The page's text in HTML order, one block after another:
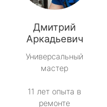
Дмитрий
Аркадьевич
Универсальный
мастер
11 лет опыта в
ремонте